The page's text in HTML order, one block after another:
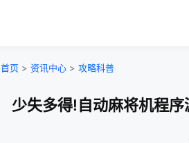
首页 > 资讯中心 > 攻略科普
少失多得!自动麻将机程